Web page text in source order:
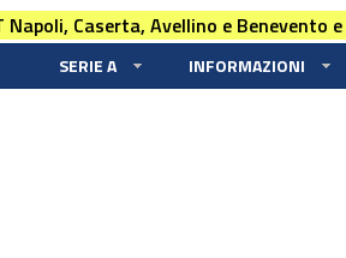
Caserta, Avellino e Benevento
SERIE A INFORMAZIONI